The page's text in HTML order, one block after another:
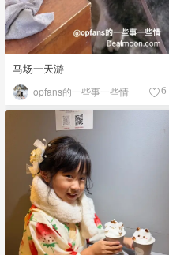
马场一天游
opfans的一些事一些情 6